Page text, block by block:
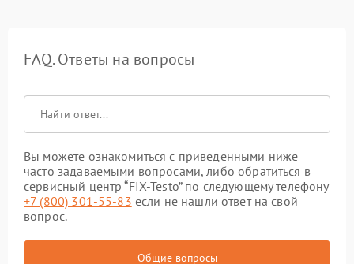
FAQ. Ответы на вопросы
Вы можете ознакомиться с приведенными ниже
часто задаваемыми вопросами, либо обратиться в
сервисный центр “FIX-Testo” по следующему телефону
+7 (800) 301-55-83 если не нашли ответ на свой
вопрос.
Общие вопросы